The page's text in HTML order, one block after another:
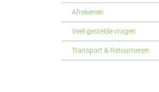
Afrekenen
Veel gestelde vragen
Transport & Retourneren